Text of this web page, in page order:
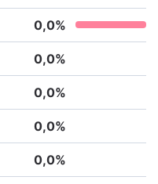
0,0%
0,0%
0,0%
0,0%
0,0%